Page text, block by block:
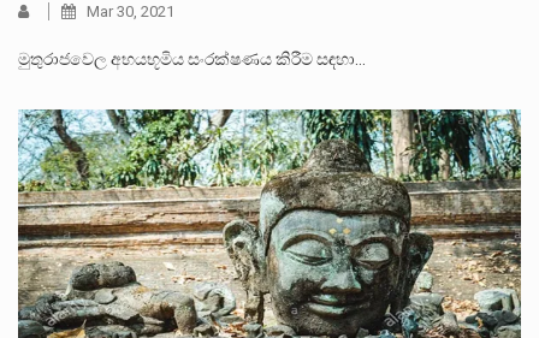
Mar 30, 2021
මුතුරාජවෙල අභයභූමිය සංරක්ෂණය කිරීම සඳහා…